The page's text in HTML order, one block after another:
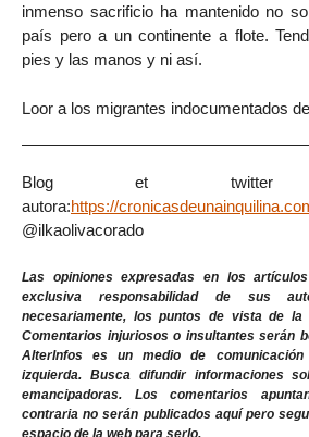
inmenso sacrificio ha mantenido no
país pero a un continente a flote.
pies y las manos y ni así.
Loor a los migrantes indocumentados
Blog et
autora:https://
@ilkaolivacorado
Las opiniones expresadas en los
exclusiva responsabilidad de sus
necesariamente, los puntos de vista de la
Comentarios injuriosos o insultantes serán
AlterInfos es un medio de
izquierda. Busca difundir informaciones
emancipadoras. Los comentarios
contraria no serán publicados aquí pero
espacio de la web para serlo.